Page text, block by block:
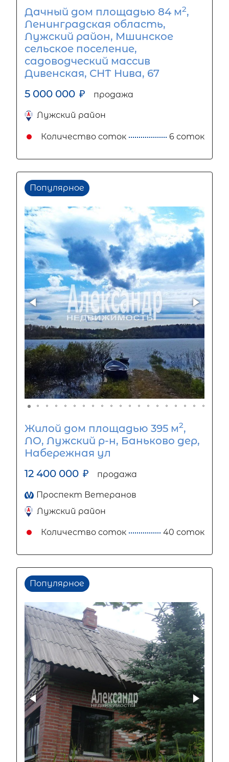
Дачный дом площадью 84 м2,
Ленинградская область,
Лужский район, Мшинское
сельское поселение,
садоводческий массив
Дивенская, СНТ Нива, 67
5 000 000 ₽ продажа
Лужский район
Количество соток 6 соток
Популярное
Жилой дом площадью 395 м2,
ЛО, Лужский р-н, Баньково дер,
Набережная ул
12 400 000 ₽ продажа
Проспект Ветеранов
Лужский район
Количество соток 40 соток
Популярное